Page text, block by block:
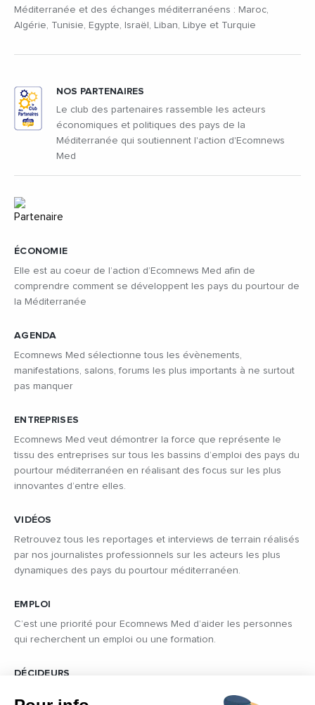
Méditerranée et des échanges méditerranéens : Maroc,
Algérie, Tunisie, Egypte, Israël, Liban, Libye et Turquie
ÉCONOMIE
Elle est au coeur de l’action d’Ecomnews Med afin de
comprendre comment se développent les pays du pourtour de
la Méditerranée
AGENDA
Ecomnews Med sélectionne tous les évènements,
manifestations, salons, forums les plus importants à ne surtout
pas manquer
ENTREPRISES
Ecomnews Med veut démontrer la force que représente le
tissu des entreprises sur tous les bassins d’emploi des pays du
pourtour méditerranéen en réalisant des focus sur les plus
innovantes d’entre elles.
VIDÉOS
Retrouvez tous les reportages et interviews de terrain réalisés
par nos journalistes professionnels sur les acteurs les plus
dynamiques des pays du pourtour méditerranéen.
EMPLOI
C’est une priorité pour Ecomnews Med d’aider les personnes
qui recherchent un emploi ou une formation.
DÉCIDEURS
NOS PARTENAIRES
Le club des partenaires rassemble les acteurs
économiques et politiques des pays de la
Méditerranée qui soutiennent l'action d'Ecomnews
Med